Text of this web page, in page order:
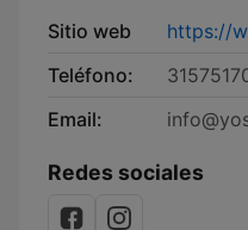
Sitio web
https://
Teléfono:
Email:
Redes sociales